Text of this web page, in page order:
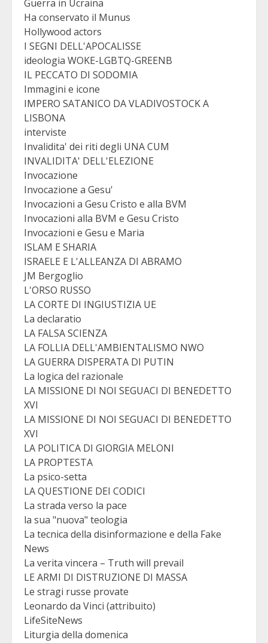
Guerra in Ucraina
Ha conservato il Munus
Hollywood actors
I SEGNI DELL'APOCALISSE
ideologia WOKE-LGBTQ-GREENB
IL PECCATO DI SODOMIA
Immagini e icone
IMPERO SATANICO DA VLADIVOSTOCK A
LISBONA
interviste
Invalidita' dei riti degli UNA CUM
INVALIDITA' DELL'ELEZIONE
Invocazione
Invocazione a Gesu'
Invocazioni a Gesu Cristo e alla BVM
Invocazioni alla BVM e Gesu Cristo
Invocazioni e Gesu e Maria
ISLAM E SHARIA
ISRAELE E L'ALLEANZA DI ABRAMO
JM Bergoglio
L'ORSO RUSSO
LA CORTE DI INGIUSTIZIA UE
La declaratio
LA FALSA SCIENZA
LA FOLLIA DELL'AMBIENTALISMO NWO
LA GUERRA DISPERATA DI PUTIN
La logica del razionale
LA MISSIONE DI NOI SEGUACI DI BENEDETTO
XVI
LA MISSIONE DI NOI SEGUACI DI BENEDETTO
XVI
LA POLITICA DI GIORGIA MELONI
LA PROPTESTA
La psico-setta
LA QUESTIONE DEI CODICI
La strada verso la pace
la sua "nuova" teologia
La tecnica della disinformazione e della Fake
News
La verita vincera – Truth will prevail
LE ARMI DI DISTRUZIONE DI MASSA
Le stragi russe provate
Leonardo da Vinci (attribuito)
LifeSiteNews
Liturgia della domenica